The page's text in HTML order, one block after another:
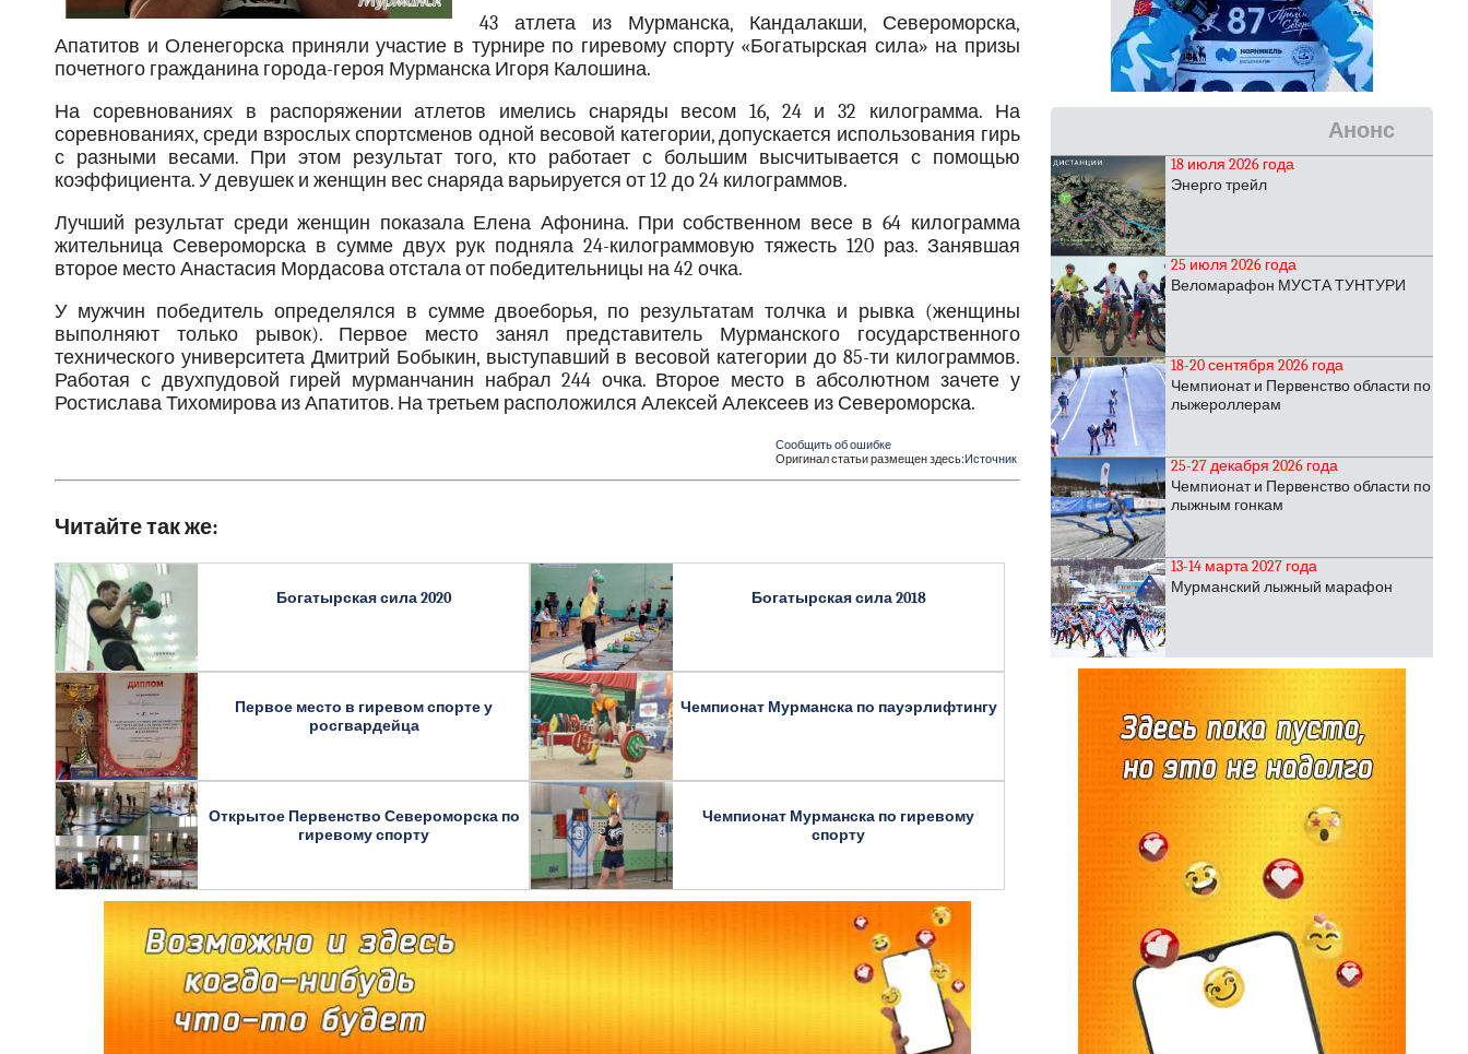
43 атлета из Мурманска, Кандалакши, Североморска,
Апатитов и Оленегорска приняли участие в турнире по гиревому спорту «Богатырская сила» на призы
почетного гражданина города-героя Мурманска Игоря Калошина.
На соревнованиях в распоряжении атлетов имелись снаряды весом 16, 24 и 32 килограмма. На
соревнованиях, среди взрослых спортсменов одной весовой категории, допускается использования гирь
с разными весами. При этом результат того, кто работает с большим высчитывается с помощью
коэффициента. У девушек и женщин вес снаряда варьируется от 12 до 24 килограммов.
Лучший результат среди женщин показала Елена Афонина. При собственном весе в 64 килограмма
жительница Североморска в сумме двух рук подняла 24-килограммовую тяжесть 120 раз. Занявшая
второе место Анастасия Мордасова отстала от победительницы на 42 очка.
У мужчин победитель определялся в сумме двоеборья, по результатам толчка и рывка (женщины
выполняют только рывок). Первое место занял представитель Мурманского государственного
технического университета Дмитрий Бобыкин, выступавший в весовой категории до 85-ти килограммов.
Работая с двухпудовой гирей мурманчанин набрал 244 очка. Второе место в абсолютном зачете у
Ростислава Тихомирова из Апатитов. На третьем расположился Алексей Алексеев из Североморска.
Сообщить об ошибке
Оригинал статьи размещен здесь:Источник
Читайте так же:
Богатырская сила 2020 Богатырская сила 2018
Первое место в гиревом спорте у
росгвардейца
Чемпионат Мурманска по пауэрлифтингу
Открытое Первенство Североморска по
гиревому спорту
Чемпионат Мурманска по гиревому
спорту
Анонс
18 июля 2026 года
Энерго трейл
25 июля 2026 года
Веломарафон МУСТА ТУНТУРИ
18-20 сентября 2026 года
Чемпионат и Первенство области по
лыжероллерам
25-27 декабря 2026 года
Чемпионат и Первенство области по
лыжным гонкам
13-14 марта 2027 года
Мурманский лыжный марафон